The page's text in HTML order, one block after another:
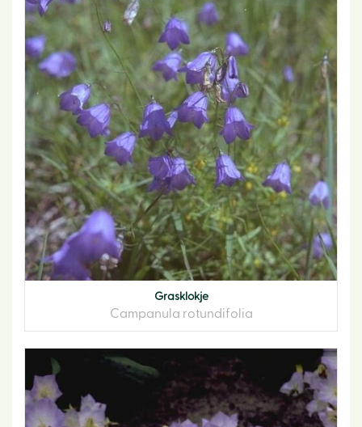
Grasklokje
Campanula rotundifolia